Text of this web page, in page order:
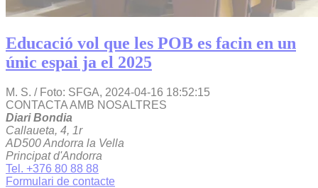
Educació vol que les POB es facin en un
únic espai ja el 2025
M. S. / Foto: SFGA, 2024-04-16 18:52:15
CONTACTA AMB NOSALTRES
Diari Bondia
Callaueta, 4, 1r
AD500 Andorra la Vella
Principat d'Andorra
Tel. +376 80 88 88
Formulari de contacte